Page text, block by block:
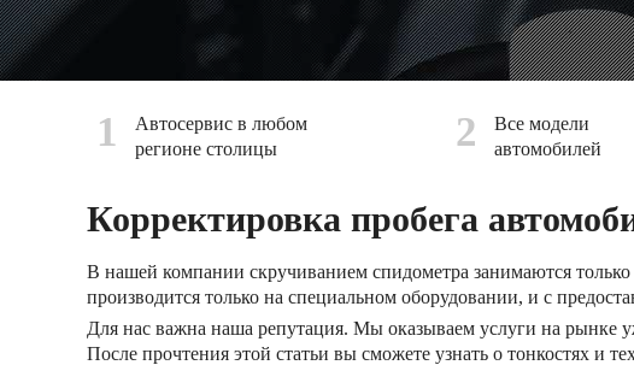
1
Автосервис в любом
регионе столицы
2
Все модели
автомобилей
Корректировка пробега
В нашей компании скручиванием спидометра занимаются
производится только на специальном оборудовании, и с
Для нас важна наша репутация. Мы оказываем услуги на рынке
После прочтения этой статьи вы сможете узнать о тонкостях и